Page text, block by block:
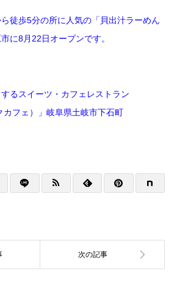
徒歩5分の所に人気の「貝出汁ラーめん
に8月22日オープンです。
るスイーツ・カフェレストラン
カフェ）」岐阜県土岐市下石町